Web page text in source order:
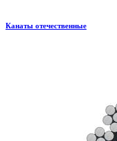
Канаты отечественные